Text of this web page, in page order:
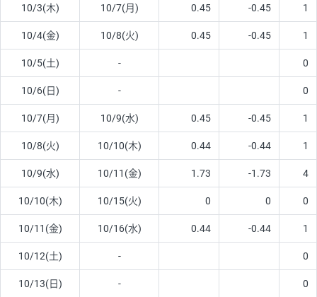
10/3(木) 10/7(月) 0.45 -0.45 1
10/4(金) 10/8(火) 0.45 -0.45 1
10/5(土) - 0
10/6(日) - 0
10/7(月) 10/9(水) 0.45 -0.45 1
10/8(火) 10/10(木) 0.44 -0.44 1
10/9(水) 10/11(金) 1.73 -1.73 4
10/10(木) 10/15(火) 0 0 0
10/11(金) 10/16(水) 0.44 -0.44 1
10/12(土) - 0
10/13(日) - 0